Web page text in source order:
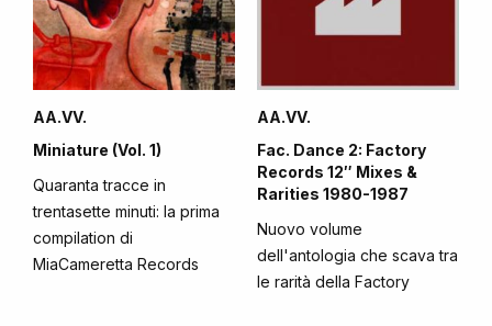
AA.VV.
Miniature (Vol. 1)
Quaranta tracce in
trentasette minuti: la prima
compilation di
MiaCameretta Records
AA.VV.
Fac. Dance 2: Factory
Records 12″ Mixes &
Rarities 1980-1987
Nuovo volume
dell'antologia che scava tra
le rarità della Factory